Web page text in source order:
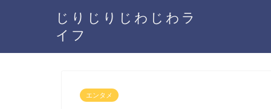
じりじりじわじわラ
イフ
エンタメ